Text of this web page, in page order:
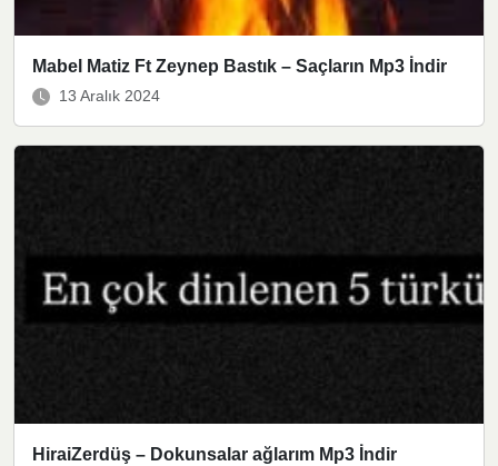
Mabel Matiz Ft Zeynep Bastık – Saçların Mp3 İndir
13 Aralık 2024
HiraiZerdüş – Dokunsalar ağlarım Mp3 İndir